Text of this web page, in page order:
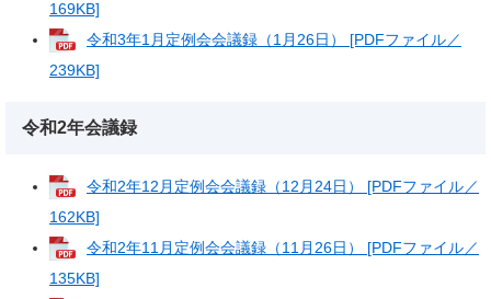
169KB]
令和3年1月定例会会議録（1月26日） [PDFファイル／
239KB]
令和2年会議録
令和2年12月定例会会議録（12月24日） [PDFファイル／
162KB]
令和2年11月定例会会議録（11月26日） [PDFファイル／
135KB]